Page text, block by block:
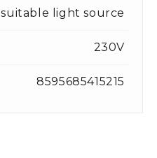
suitable light source
230V
8595685415215